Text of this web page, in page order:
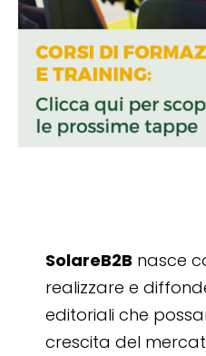
SolareB2B nasce
realizzare e
editoriali che
crescita del